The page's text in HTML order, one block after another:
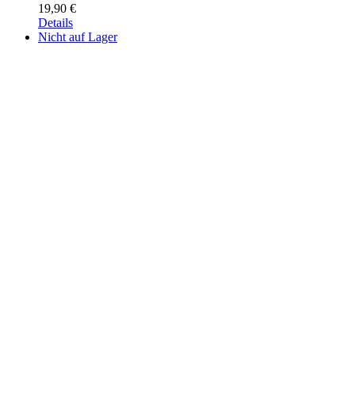
19,90 €
Details
Nicht auf Lager